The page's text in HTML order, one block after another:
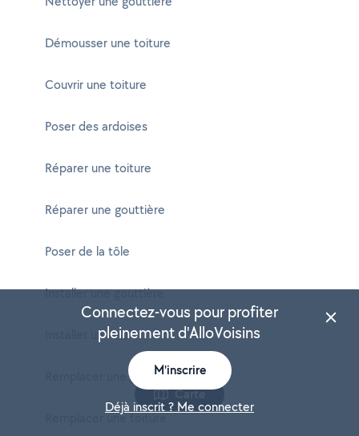
Démousser une toiture
Couvrir une toiture
Poser des ardoises
Réparer une toiture
Réparer une gouttière
Poser de la tôle
Installer une gouttière
Installer un velux
Remplacer une gouttière
Remplacer une toiture
Carte
Connectez-vous pour profiter
pleinement d'AlloVoisins
M'inscrire
Déjà inscrit ? Me connecter